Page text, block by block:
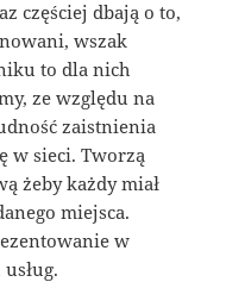
częściej dbają o to,
wszak
to dla nich
ze względu na
zaistnienia
w sieci. Tworzą
żeby każdy miał
miejsca.
w